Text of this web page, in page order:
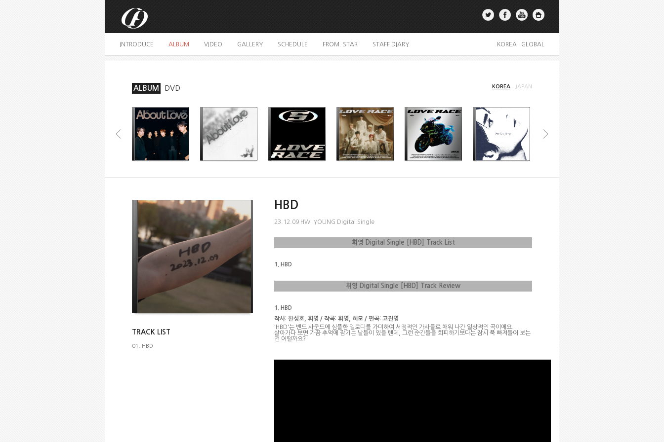
INTRODUCE ALBUM VIDEO GALLERY SCHEDULE FROM. STAR STAFF DIARY KOREA GLOBAL
ALBUM DVD KOREA JAPAN
TRACK LIST
01. HBD
HBD
23.12.09 HWI YOUNG Digital Single
휘영 Digital Single [HBD] Track List
1. HBD
휘영 Digital Single [HBD] Track Review
1. HBD
작사: 한성호 휘영 / 작곡: 휘영 히모 / 편곡: 고진영
'HBD'는 밴드 사운드에 심플한 멜로디를 가미하여 서정적인 가사들로 채워 나간 일상적인 곡이에요
살아가다 보면 가끔 추억에 잠기는 날들이 있을 텐데
그런 순간들을 회피하기보다는 잠시 푹 빠져들어 보는
건 어떨까요?